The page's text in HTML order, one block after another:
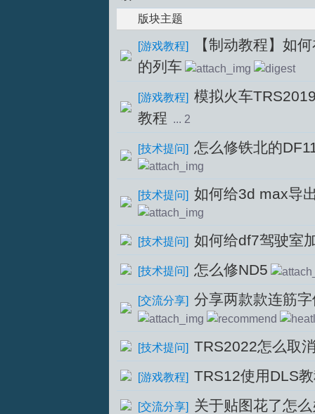
版块主题
[游戏教程]
【制动教程】如
的列车
[游戏教程] 模拟火车
教程 ... 2
[技术提问] 怎么修铁北的
[技术提问] 如何给3d max导
[技术提问] 如何给df7驾驶室
[技术提问] 怎么修ND5
[交流分享] 分享两款款连筋
[技术提问] TRS2022怎么取
[游戏教程] TRS12使用DLS
[交流分享] 关于贴图花了怎